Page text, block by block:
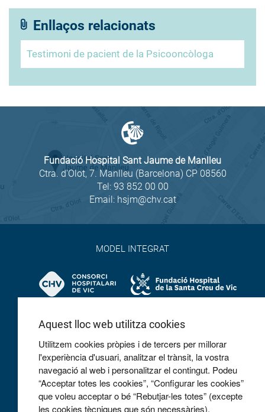
Enllaços relacionats
Testimoni de pacient de la Psicooncòloga
Fundació Hospital Sant Jaume de Manlleu
Ctra. d'Olot, 7. Manlleu (Barcelona) CP 08560
Tel: 93 852 00 00
Email: hsjm@chv.cat
MODEL INTEGRAT
COL·LABOREM
Aquest lloc web utilitza cookies
Utilitzem cookies pròpies i de tercers per millorar
l'experiència d'usuari, analitzar el trànsit, la vostra
navegació al web i personalitzar el contingut. Podeu
“Acceptar totes les cookies”, “Configurar les cookies”
que voleu acceptar o bé “Rebutjar-les totes” (excepte
les cookies tècniques que són necessàries).